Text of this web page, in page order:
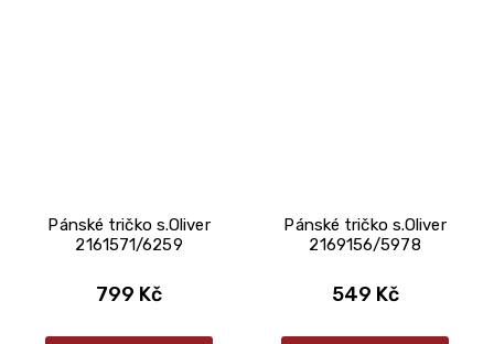
Pánské tričko s.Oliver
2161571/6259
799 Kč
Pánské tričko s.Oliver
2169156/5978
549 Kč